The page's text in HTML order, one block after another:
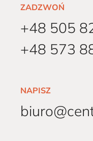
ZADZWOŃ
+48 505
+48 573
NAPISZ